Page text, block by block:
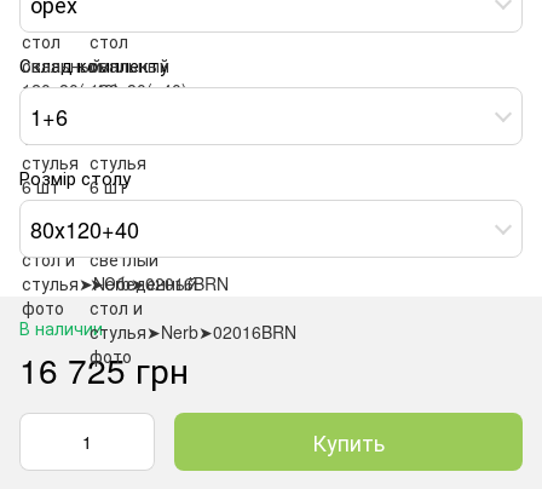
Склад комплекту
1+6
Розмір столу
80х120+40
В наличии
16 725 грн
Купить